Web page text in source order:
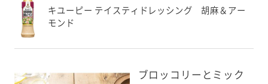
キユーピー テイスティドレッシング 胡麻＆アー
モンド
ブロッコリーとミック